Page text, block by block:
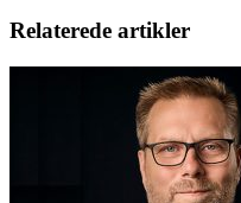
Relaterede artikler